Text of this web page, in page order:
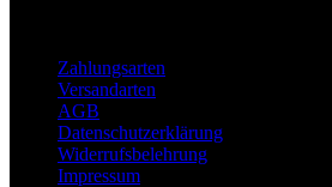
Zahlungsarten
Versandarten
AGB
Datenschutzerklärung
Widerrufsbelehrung
Impressum